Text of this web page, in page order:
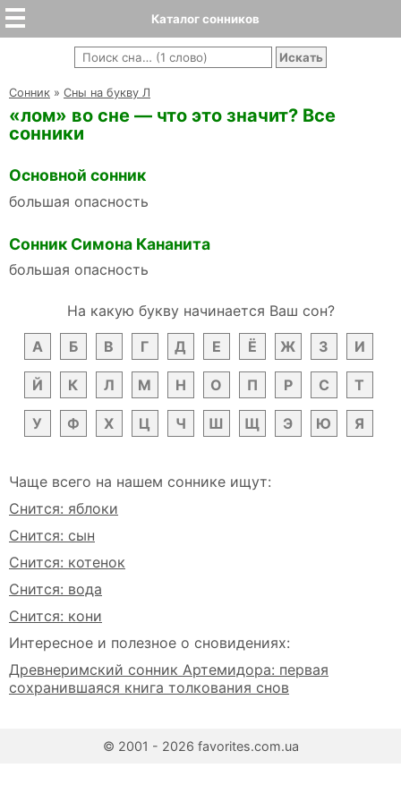
Каталог сонников
Cонник » Сны на букву Л
«лом» во сне — что это значит? Все
сонники
Основной сонник
большая опасность
Сонник Симона Кананита
большая опасность
На какую букву начинается Ваш сон?
А
Б В Г Д Е Ё Ж З И
Й К Л М Н О П Р С Т
У Ф Х Ц Ч Ш Щ Э Ю Я
Чаще всего на нашем соннике ищут:
Снится: яблоки
Снится: сын
Снится: котенок
Снится: вода
Снится: кони
Интересное и полезное о сновидениях:
Древнеримский сонник Артемидора: первая
сохранившаяся книга толкования снов
© 2001 - 2026 favorites.com.ua